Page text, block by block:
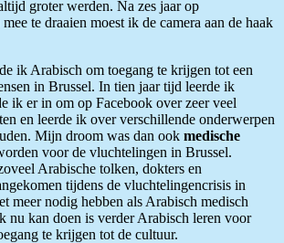
groter werden. Na zes jaar op
te draaien moest ik de camera aan de haak
ik Arabisch om toegang te krijgen tot een
in Brussel. In tien jaar tijd leerde ik
ik er in om op Facebook over zeer veel
en leerde ik over verschillende onderwerpen
Mijn droom was dan ook medische
voor de vluchtelingen in Brussel.
Arabische tolken, dokters en
tijdens de vluchtelingencrisis in
meer nodig hebben als Arabisch medisch
nu kan doen is verder Arabisch leren voor
te krijgen tot de cultuur.